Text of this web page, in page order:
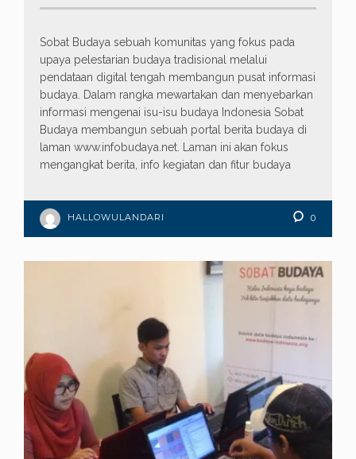
Sobat Budaya sebuah komunitas yang fokus pada
upaya pelestarian budaya tradisional melalui
pendataan digital tengah membangun pusat informasi
budaya. Dalam rangka mewartakan dan menyebarkan
informasi mengenai isu-isu budaya Indonesia Sobat
Budaya membangun sebuah portal berita budaya di
laman www.infobudaya.net. Laman ini akan fokus
mengangkat berita, info kegiatan dan fitur budaya
HALLOWULANDARI 0